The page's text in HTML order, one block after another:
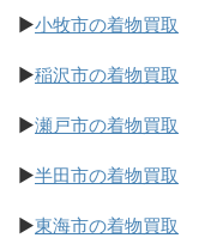
▶小牧市の着物買取
▶稲沢市の着物買取
▶瀬戸市の着物買取
▶半田市の着物買取
▶東海市の着物買取